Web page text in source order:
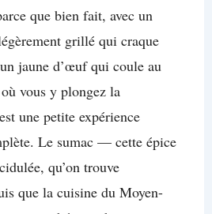
que bien fait, avec un
grillé qui craque
jaune d’œuf qui coule au
vous y plongez la
une petite expérience
Le sumac — cette épice
qu’on trouve
que la cuisine du Moyen-